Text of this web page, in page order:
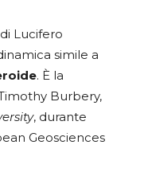
Lucifero
simile a
. È la
Burbery,
, durante
Geosciences